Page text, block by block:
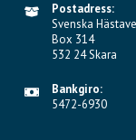
Postadress:
Svenska
Box 314
532 24 Skara
Bankgiro:
5472-6930